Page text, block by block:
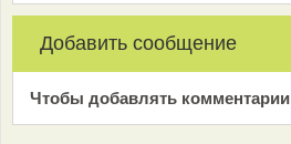
Добавить сообщение
Чтобы добавлять комментарии